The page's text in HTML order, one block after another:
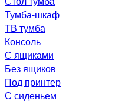
Тумба-шкаф
ТВ тумба
Консоль
С ящиками
Без ящиков
Под принтер
С сиденьем